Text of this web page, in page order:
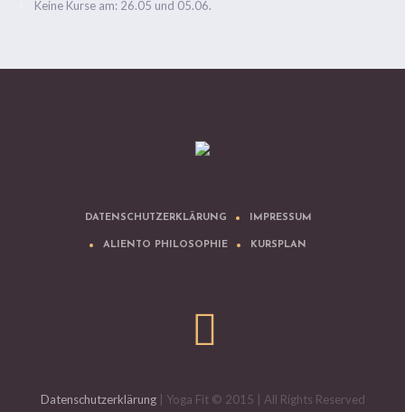
Keine Kurse am: 26.05 und 05.06.
DATENSCHUTZERKLÄRUNG IMPRESSUM
ALIENTO PHILOSOPHIE KURSPLAN
Datenschutzerklärung| Yoga Fit © 2015 | All Rights Reserved